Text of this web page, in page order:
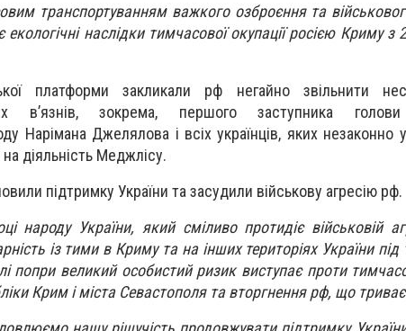
транспортуванням важкого озброєння та
наслідки тимчасової окупації росією Криму з
платформи закликали рф негайно звільнити
в’язнів, зокрема, першого заступника
Нарімана Джелялова і всіх українців, яких незаконно
діяльність Меджлісу.
підтримку України та засудили військову агресію рф.
народу України, який сміливо протидіє військовій
із тими в Криму та на інших територіях України
попри великий особистий ризик виступає проти
Крим і міста Севастополя та вторгнення рф, що